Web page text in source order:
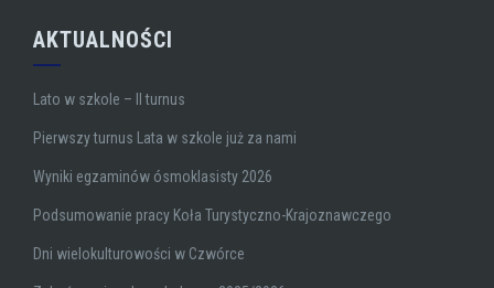
AKTUALNOŚCI
Lato w szkole – II turnus
Pierwszy turnus Lata w szkole już za nami
Wyniki egzaminów ósmoklasisty 2026
Podsumowanie pracy Koła Turystyczno-Krajoznawczego
Dni wielokulturowości w Czwórce